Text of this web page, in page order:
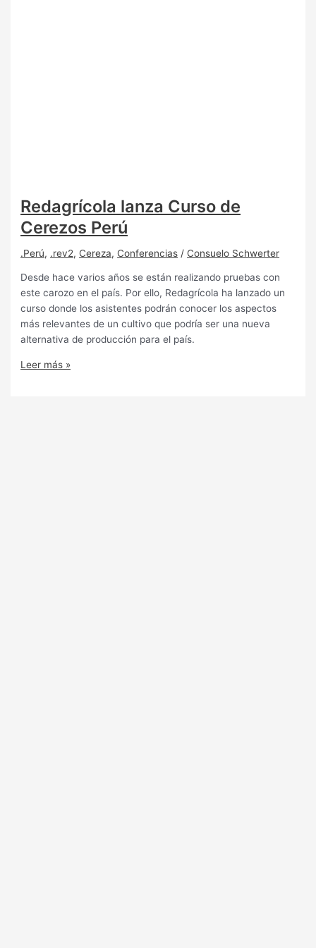
Redagrícola lanza Curso de
Cerezos Perú
.Perú, .rev2, Cereza, Conferencias / Consuelo Schwerter
Desde hace varios años se están realizando pruebas con
este carozo en el país. Por ello, Redagrícola ha lanzado un
curso donde los asistentes podrán conocer los aspectos
más relevantes de un cultivo que podría ser una nueva
alternativa de producción para el país.
Leer más »